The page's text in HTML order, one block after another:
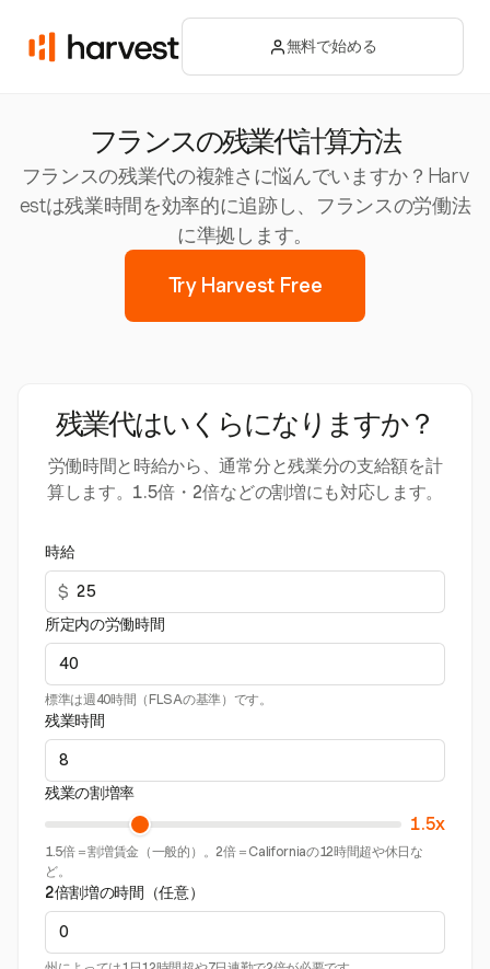
無料で始める
フランスの残業代計算方法
フランスの残業代の複雑さに悩んでいますか？Harv
estは残業時間を効率的に追跡し、フランスの労働法
に準拠します。
Try Harvest Free
残業代はいくらになりますか？
労働時間と時給から、通常分と残業分の支給額を計
算します。1.5倍・2倍などの割増にも対応します。
時給
$
所定内の労働時間
標準は週40時間（FLSAの基準）です。
残業時間
残業の割増率
1.5x
1.5倍＝割増賃金（一般的）。2倍＝Californiaの12時間超や休日な
ど。
2倍割増の時間（任意）